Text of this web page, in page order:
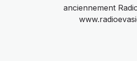
anciennement